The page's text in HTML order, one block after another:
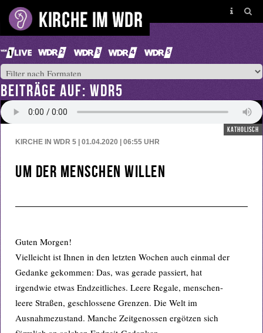
BEITRÄGE AUF: WDR5
katholisch
KIRCHE IN WDR 5 | 01.04.2020 | 06:55 UHR
Um der Menschen willen
Guten Morgen!
Vielleicht ist Ihnen in den letzten Wochen auch einmal der
Gedanke gekommen: Das, was gerade passiert, hat
irgendwie etwas Endzeitliches. Leere Regale, menschen-
leere Straßen, geschlossene Grenzen. Die Welt im
Ausnahmezustand. Manche Zeitgenossen ergötzen sich